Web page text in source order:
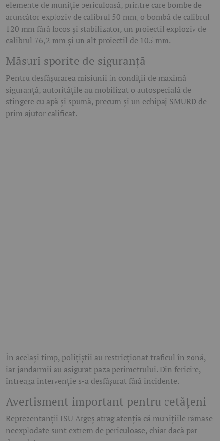
elemente de muniție periculoasă, printre care bombe de
aruncător exploziv de calibrul 50 mm, o bombă de calibrul
120 mm fără focos și stabilizator, un proiectil exploziv de
calibrul 76,2 mm și un alt proiectil de 105 mm.
Măsuri sporite de siguranță
Pentru desfășurarea misiunii în condiții de maximă
siguranță, autoritățile au mobilizat o autospecială de
stingere cu apă și spumă, precum și un echipaj SMURD de
prim ajutor calificat.
În același timp, polițiștii au restricționat traficul în zonă,
iar jandarmii au asigurat paza perimetrului. Din fericire,
întreaga intervenție s-a desfășurat fără incidente.
Avertisment important pentru cetățeni
Reprezentanții ISU Argeș atrag atenția că munițiile rămase
neexplodate sunt extrem de periculoase, chiar dacă par